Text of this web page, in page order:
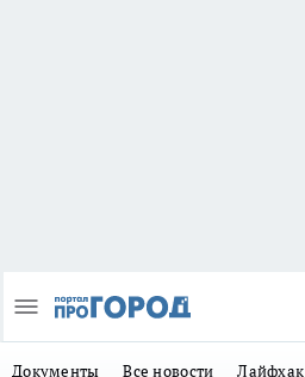
Документы Все новости Лайфхак